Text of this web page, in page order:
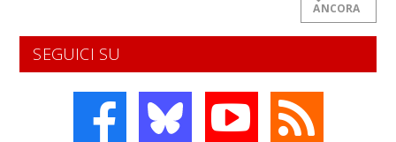
ANCORA
SEGUICI SU